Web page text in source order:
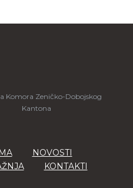
Komora Zeničko-Dobojskog
Kantona
NOVOSTI
KONTAKTI